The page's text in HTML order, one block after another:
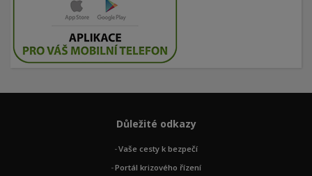
Důležité odkazy
Vaše cesty k bezpečí
Portál krizového řízení